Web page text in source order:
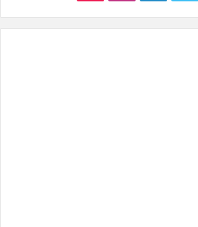
و
ي
ن
i